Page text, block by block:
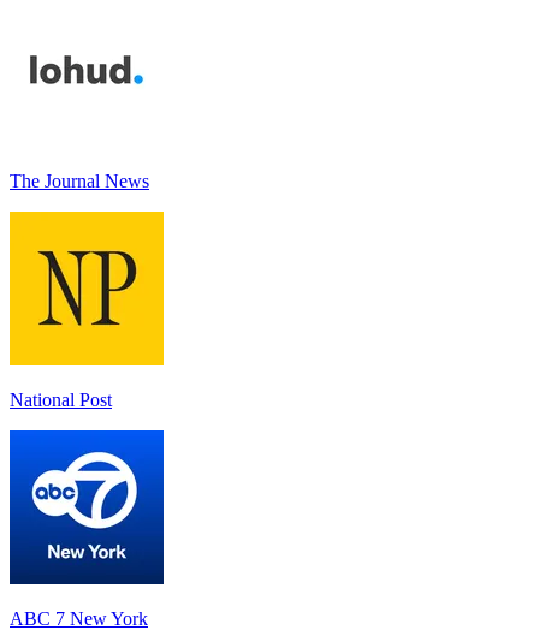
The Journal News
National Post
ABC 7 New York